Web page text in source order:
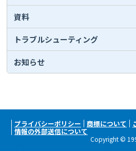
資料
トラブルシューティング
お知らせ
プライバシーポリシー 商標について
情報の外部送信について
Copyright ©